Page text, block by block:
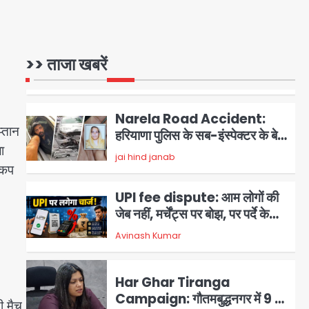
>> ताजा खबरें जेल से लखनऊ पहुंचा उमर
jai hind janab
2
Narela Road Accident:
हरियाणा पुलिस के सब-इंस्पेक्टर के बेटे
ने मर्सिडीज से मारी टक्कर, 70 वर्षीय
राहगीर महिला की मौत
jai hind janab
3
UPI fee dispute: आम लोगों की
जेब नहीं, मर्चेंट्स पर बोझ, पर पर्दे के
पीछे ट्रंप का दबाव?
Avinash Kumar
Har Ghar Tiranga
Campaign: गौतमबुद्धनगर में 9 से